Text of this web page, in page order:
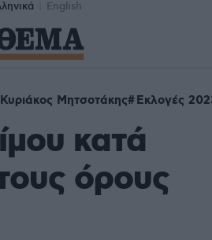
English
Κυριάκος Μητσοτάκης Εκλογές
κατά
όρους